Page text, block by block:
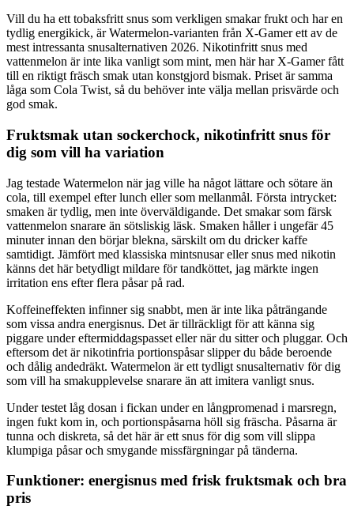
Vill du ha ett tobaksfritt snus som verkligen smakar frukt och har en
tydlig energikick, är Watermelon-varianten från X-Gamer ett av de
mest intressanta snusalternativen 2026. Nikotinfritt snus med
vattenmelon är inte lika vanligt som mint, men här har X-Gamer fått
till en riktigt fräsch smak utan konstgjord bismak. Priset är samma
låga som Cola Twist, så du behöver inte välja mellan prisvärde och
god smak.
Fruktsmak utan sockerchock, nikotinfritt snus för
dig som vill ha variation
Jag testade Watermelon när jag ville ha något lättare och sötare än
cola, till exempel efter lunch eller som mellanmål. Första intrycket:
smaken är tydlig, men inte överväldigande. Det smakar som färsk
vattenmelon snarare än sötsliskig läsk. Smaken håller i ungefär 45
minuter innan den börjar blekna, särskilt om du dricker kaffe
samtidigt. Jämfört med klassiska mintsnusar eller snus med nikotin
känns det här betydligt mildare för tandköttet, jag märkte ingen
irritation ens efter flera påsar på rad.
Koffeineffekten infinner sig snabbt, men är inte lika påträngande
som vissa andra energisnus. Det är tillräckligt för att känna sig
piggare under eftermiddagspasset eller när du sitter och pluggar. Och
eftersom det är nikotinfria portionspåsar slipper du både beroende
och dålig andedräkt. Watermelon är ett tydligt snusalternativ för dig
som vill ha smakupplevelse snarare än att imitera vanligt snus.
Under testet låg dosan i fickan under en långpromenad i marsregn,
ingen fukt kom in, och portionspåsarna höll sig fräscha. Påsarna är
tunna och diskreta, så det här är ett snus för dig som vill slippa
klumpiga påsar och smygande missfärgningar på tänderna.
Funktioner: energisnus med frisk fruktsmak och bra
pris